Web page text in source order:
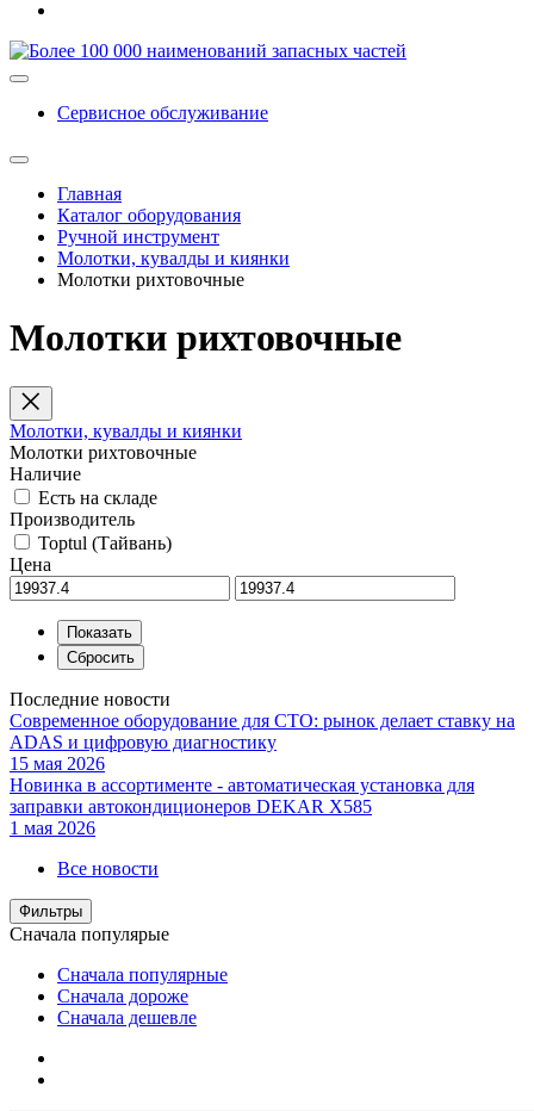
Сервисное обслуживание
Главная
Каталог оборудования
Ручной инструмент
Молотки, кувалды и киянки
Молотки рихтовочные
Молотки рихтовочные
Молотки, кувалды и киянки
Молотки рихтовочные
Наличие
Есть на складе
Производитель
Toptul (Тайвань)
Цена
Последние новости
Современное оборудование для СТО: рынок делает ставку на
ADAS и цифровую диагностику
15 мая 2026
Новинка в ассортименте - автоматическая установка для
заправки автокондиционеров DEKAR X585
1 мая 2026
Все новости
Фильтры
Сначала популярые
Сначала популярные
Сначала дороже
Сначала дешевле